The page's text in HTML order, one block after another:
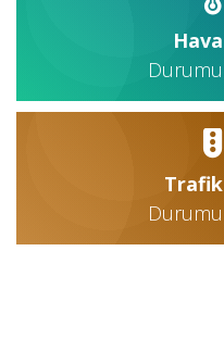
Hava
Durumu
Trafik
Durumu